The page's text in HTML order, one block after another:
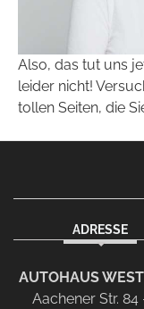
Also, das tut uns
leider nicht!
tollen Seiten, die
ADRESSE
AUTOHAUS
Aachener Str. 84